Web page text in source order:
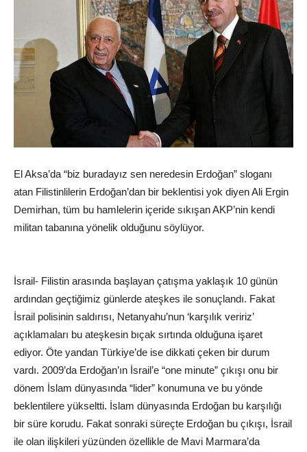
El Aksa’da “biz buradayız sen neredesin Erdoğan” sloganı
atan Filistinlilerin Erdoğan’dan bir beklentisi yok diyen Ali Ergin
Demirhan, tüm bu hamlelerin içeride sıkışan AKP’nin kendi
militan tabanına yönelik olduğunu söylüyor.
İsrail- Filistin arasında başlayan çatışma yaklaşık 10 günün
ardından geçtiğimiz günlerde ateşkes ile sonuçlandı. Fakat
İsrail polisinin saldırısı, Netanyahu’nun ‘karşılık veririz’
açıklamaları bu ateşkesin bıçak sırtında olduğuna işaret
ediyor. Öte yandan Türkiye’de ise dikkati çeken bir durum
vardı. 2009’da Erdoğan’ın İsrail’e “one minute” çıkışı onu bir
dönem İslam dünyasında “lider” konumuna ve bu yönde
beklentilere yükseltti. İslam dünyasında Erdoğan bu karşılığı
bir süre korudu. Fakat sonraki süreçte Erdoğan bu çıkışı, İsrail
ile olan ilişkileri yüzünden özellikle de Mavi Marmara’da